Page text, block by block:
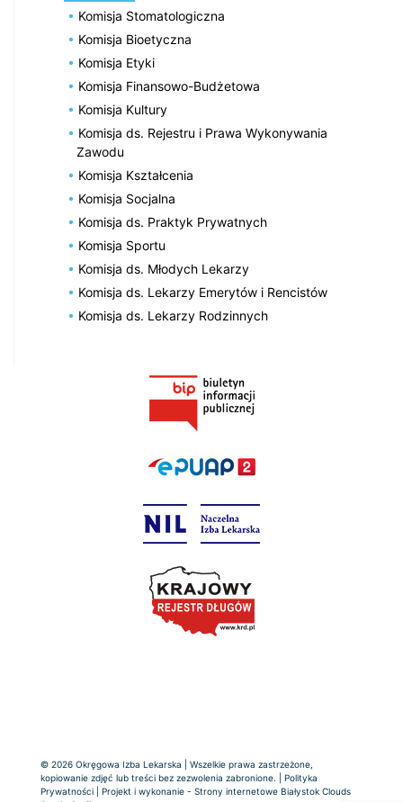
Komisja Stomatologiczna
Komisja Bioetyczna
Komisja Etyki
Komisja Finansowo-Budżetowa
Komisja Kultury
Komisja ds. Rejestru i Prawa Wykonywania
Zawodu
Komisja Kształcenia
Komisja Socjalna
Komisja ds. Praktyk Prywatnych
Komisja Sportu
Komisja ds. Młodych Lekarzy
Komisja ds. Lekarzy Emerytów i Rencistów
Komisja ds. Lekarzy Rodzinnych
© 2026 Okręgowa Izba Lekarska | Wszelkie prawa zastrzeżone,
kopiowanie zdjęć lub treści bez zezwolenia zabronione. | Polityka
Prywatności | Projekt i wykonanie - Strony internetowe Białystok Clouds